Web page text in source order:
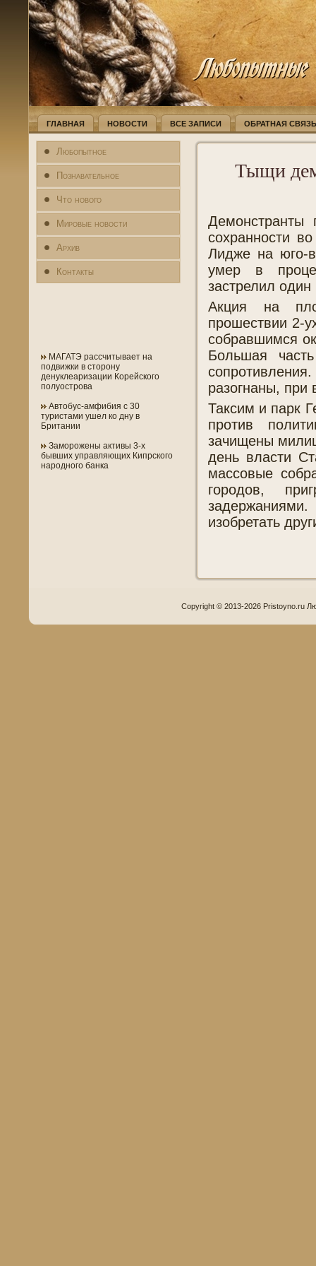
ГЛАВНАЯ НОВОСТИ ВСЕ ЗАПИСИ ОБРАТНАЯ СВЯЗЬ
Любопытное
Познавательное
Что нового
Мировые новости
Архив
Контакты
МАГАТЭ рассчитывает на
подвижки в сторону
денуклеаризации Корейского
полуострова
Автобус-амфибия с 30
туристами ушел ко дну в
Британии
Заморожены активы 3-х
бывших управляющих Кипрского
народного банка
Тыщи
Демонстранты
сохранности
Лидже на юго-
умер в
застрелил
Акция на
прошествии 2-
собравшимся
Большая
разогнаны,
Таксим и парк
против
зачищены
день власти
массовые
городов,
изобретать
Copyright © 2013-2026 Pristoyno.ru